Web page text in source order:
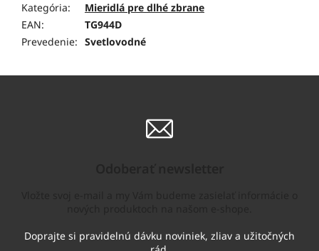
Kategória:
Mieridlá pre dlhé zbrane
EAN:
TG944D
Prevedenie: Svetlovodné